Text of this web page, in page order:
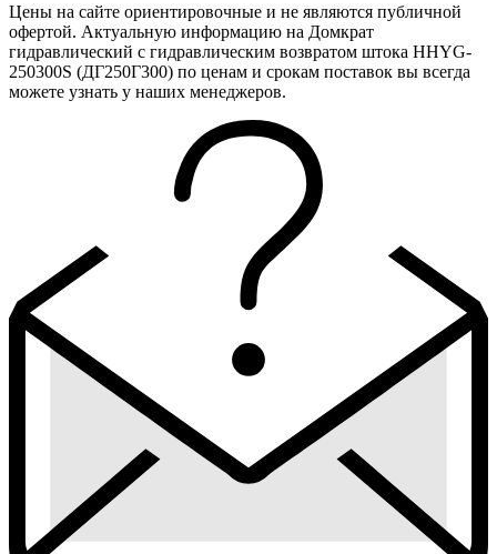
Цены на сайте ориентировочные и не являются публичной
офертой. Актуальную информацию на Домкрат
гидравлический с гидравлическим возвратом штока HHYG-
250300S (ДГ250Г300) по ценам и срокам поставок вы всегда
можете узнать у наших менеджеров.